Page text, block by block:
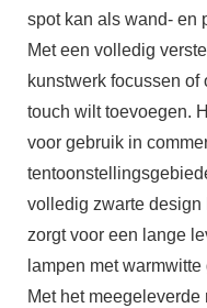
spot kan als wand- en
Met een volledig
kunstwerk focussen
touch wilt toevoegen.
voor gebruik in
volledig zwarte design
zorgt voor een lange
lampen met
Met het